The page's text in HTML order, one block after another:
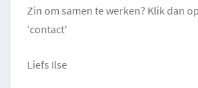
Zin om samen te werken? Klik dan
'contact'
Liefs Ilse